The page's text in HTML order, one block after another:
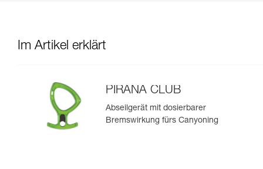
Im Artikel erklärt
PIRANA CLUB
Abseilgerät mit dosierbarer
Bremswirkung fürs Canyoning